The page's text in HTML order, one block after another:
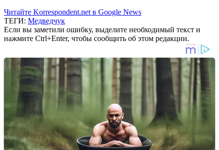
Читайте Korrespondent.net в Google News
ТЕГИ: Медведчук
Если вы заметили ошибку, выделите необходимый текст и
нажмите Ctrl+Enter, чтобы сообщить об этом редакции.